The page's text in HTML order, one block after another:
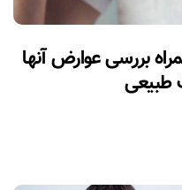
بررسی عوارض آنها
طبیعی